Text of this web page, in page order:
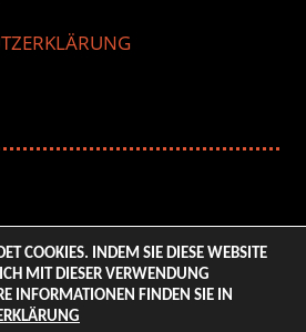
BASE – Life & Style Magazine.
| Based on
COOKIES. INDEM SIE DIESE WEBSITE
MIT DIESER VERWENDUNG
INFORMATIONEN FINDEN SIE IN